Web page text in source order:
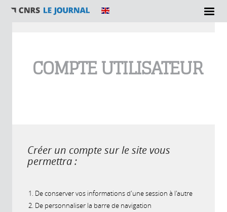
COMPTE UTILISATEUR
Créer un compte sur le site vous
permettra :
De conserver vos informations d'une session à l'autre
De personnaliser la barre de navigation